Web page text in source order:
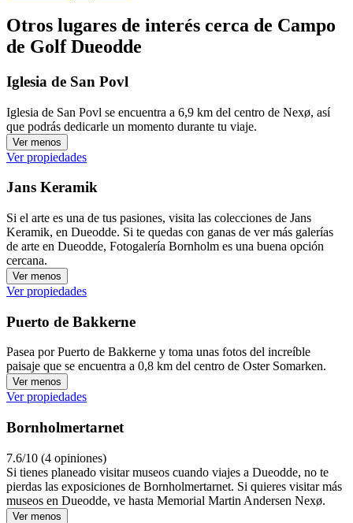
Otros lugares de interés cerca de Campo
de Golf Dueodde
Iglesia de San Povl
Iglesia de San Povl se encuentra a 6,9 km del centro de Nexø, así
que podrás dedicarle un momento durante tu viaje.
Ver menos
Ver propiedades
Jans Keramik
Si el arte es una de tus pasiones, visita las colecciones de Jans
Keramik, en Dueodde. Si te quedas con ganas de ver más galerías
de arte en Dueodde, Fotogalería Bornholm es una buena opción
cercana.
Ver menos
Ver propiedades
Puerto de Bakkerne
Pasea por Puerto de Bakkerne y toma unas fotos del increíble
paisaje que se encuentra a 0,8 km del centro de Oster Somarken.
Ver menos
Ver propiedades
Bornholmertarnet
7.6/10 (4 opiniones)
Si tienes planeado visitar museos cuando viajes a Dueodde, no te
pierdas las exposiciones de Bornholmertarnet. Si quieres visitar más
museos en Dueodde, ve hasta Memorial Martin Andersen Nexø.
Ver menos